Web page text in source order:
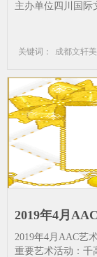
主办单位四川国际
关键词： 成都文轩
2019年4月
艺术家：童文
2019年4月AAC艺
重要艺术活动：千